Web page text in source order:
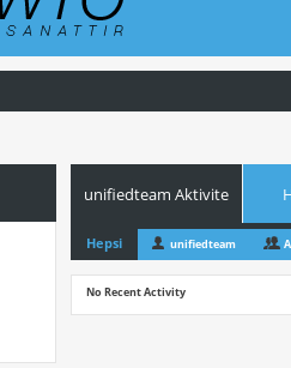
unifiedteam Aktivite
Hepsi unifiedteam
No Recent Activity